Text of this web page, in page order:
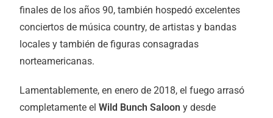
finales de los años 90, también hospedó excelentes
conciertos de música country, de artistas y bandas
locales y también de figuras consagradas
norteamericanas.
Lamentablemente, en enero de 2018, el fuego arrasó
completamente elWild Bunch Saloon y desde